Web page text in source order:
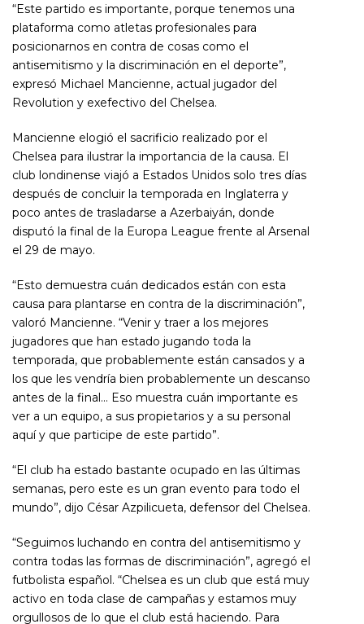
“Este partido es importante, porque tenemos una
plataforma como atletas profesionales para
posicionarnos en contra de cosas como el
antisemitismo y la discriminación en el deporte”,
expresó Michael Mancienne, actual jugador del
Revolution y exefectivo del Chelsea.
Mancienne elogió el sacrificio realizado por el
Chelsea para ilustrar la importancia de la causa. El
club londinense viajó a Estados Unidos solo tres días
después de concluir la temporada en Inglaterra y
poco antes de trasladarse a Azerbaiyán, donde
disputó la final de la Europa League frente al Arsenal
el 29 de mayo.
“Esto demuestra cuán dedicados están con esta
causa para plantarse en contra de la discriminación”,
valoró Mancienne. “Venir y traer a los mejores
jugadores que han estado jugando toda la
temporada, que probablemente están cansados y a
los que les vendría bien probablemente un descanso
antes de la final… Eso muestra cuán importante es
ver a un equipo, a sus propietarios y a su personal
aquí y que participe de este partido”.
“El club ha estado bastante ocupado en las últimas
semanas, pero este es un gran evento para todo el
mundo”, dijo César Azpilicueta, defensor del Chelsea.
“Seguimos luchando en contra del antisemitismo y
contra todas las formas de discriminación”, agregó el
futbolista español. “Chelsea es un club que está muy
activo en toda clase de campañas y estamos muy
orgullosos de lo que el club está haciendo. Para